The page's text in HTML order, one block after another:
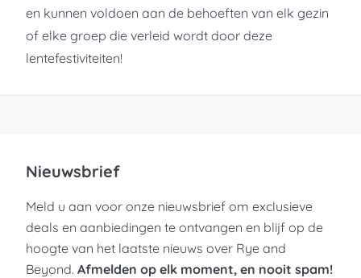
en kunnen voldoen aan de behoeften van elk gezin
of elke groep die verleid wordt door deze
lentefestiviteiten!
Nieuwsbrief
Meld u aan voor onze nieuwsbrief om exclusieve
deals en aanbiedingen te ontvangen en blijf op de
hoogte van het laatste nieuws over Rye and
Beyond. Afmelden op elk moment, en nooit spam!